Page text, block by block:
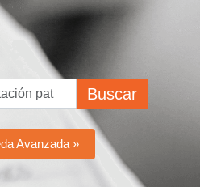
Buscar
Avanzada »